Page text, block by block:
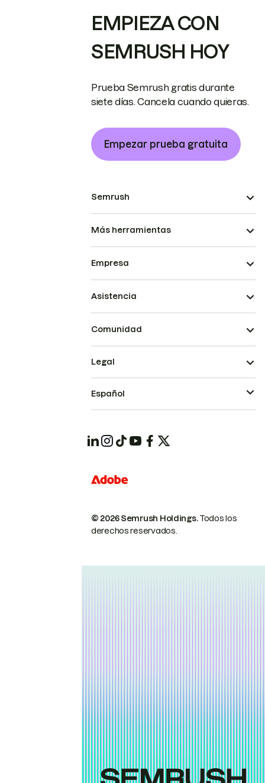
EMPIEZA CON
SEMRUSH HOY
Prueba Semrush gratis durante
siete días. Cancela cuando quieras.
Empezar prueba gratuita
Semrush
Más herramientas
Empresa
Asistencia
Comunidad
© 2026 Semrush Holdings.Todos los
derechos reservados.
Legal
Español